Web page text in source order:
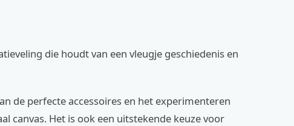
die houdt van een vleugje geschiedenis en
de perfecte accessoires en het experimenteren
canvas. Het is ook een uitstekende keuze voor